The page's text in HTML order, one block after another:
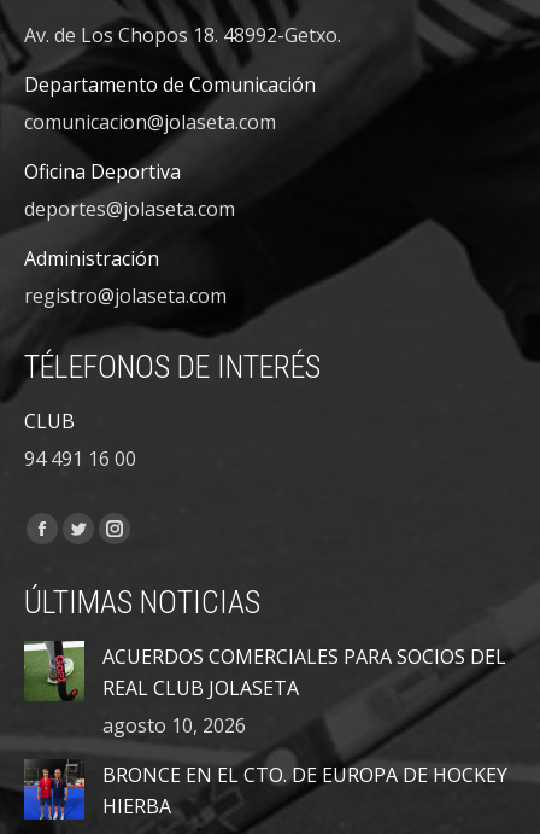
Av. de Los Chopos 18. 48992-Getxo.
Departamento de Comunicación
comunicacion@jolaseta.com
Oficina Deportiva
deportes@jolaseta.com
Administración
registro@jolaseta.com
TÉLEFONOS DE INTERÉS
CLUB
94 491 16 00
Encuéntranos en:
Facebook
opens
in
new
window
Twitter
opens
in
new
window
Instagram
opens
new
window
ÚLTIMAS NOTICIAS
ACUERDOS COMERCIALES PARA SOCIOS DEL
REAL CLUB JOLASETA
agosto 10, 2026
BRONCE EN EL CTO. DE EUROPA DE HOCKEY
HIERBA